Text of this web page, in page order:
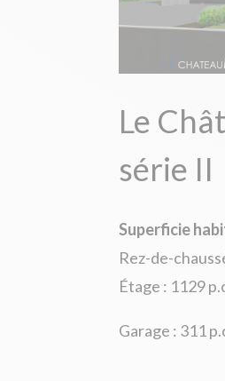
Le
série II
Superficie
Rez-de-
Étage : 1129
Garage : 311